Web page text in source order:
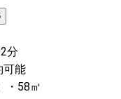
分
可能
・58㎡